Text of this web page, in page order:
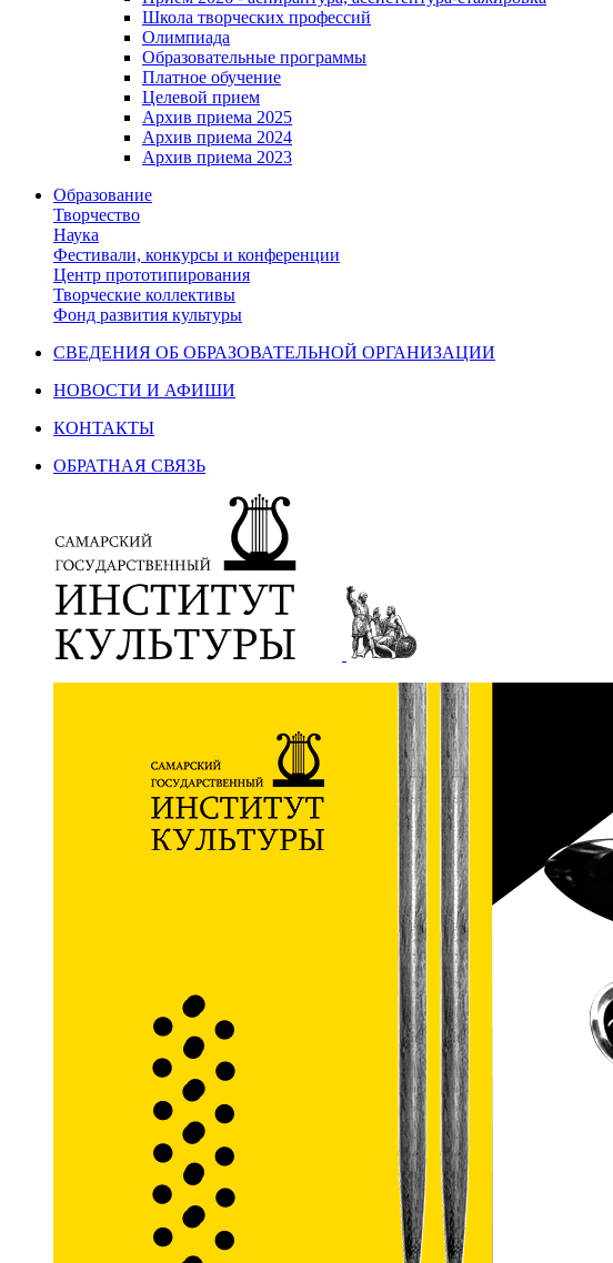
Школа творческих профессий
Олимпиада
Образовательные программы
Платное обучение
Целевой прием
Архив приема 2025
Архив приема 2024
Архив приема 2023
Образование
Творчество
Наука
Фестивали, конкурсы и конференции
Центр прототипирования
Творческие коллективы
Фонд развития культуры
СВЕДЕНИЯ ОБ ОБРАЗОВАТЕЛЬНОЙ ОРГАНИЗАЦИИ
НОВОСТИ И АФИШИ
КОНТАКТЫ
ОБРАТНАЯ СВЯЗЬ